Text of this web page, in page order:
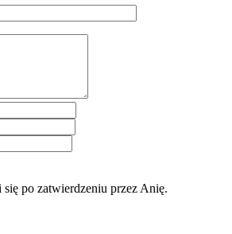
po zatwierdzeniu przez Anię.